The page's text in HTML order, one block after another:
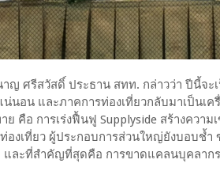
รีสวัสดิ์ ประธาน สทท. กล่าวว่า ปีนี้จะเ
น่นอน และภาคการท่องเที่ยวกลับมาเป็นเ
ย คือ การเร่งฟื้นฟู Supplyside สร้างควา
องเที่ยว ผู้ประกอบการส่วนใหญ่ยังบอบช้
และที่สำคัญที่สุดคือ การขาดแคลนบุคลากร